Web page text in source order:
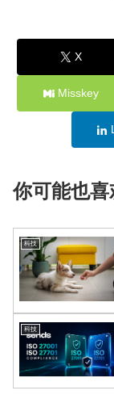
X
Misskey
你可能也喜
科技
科技